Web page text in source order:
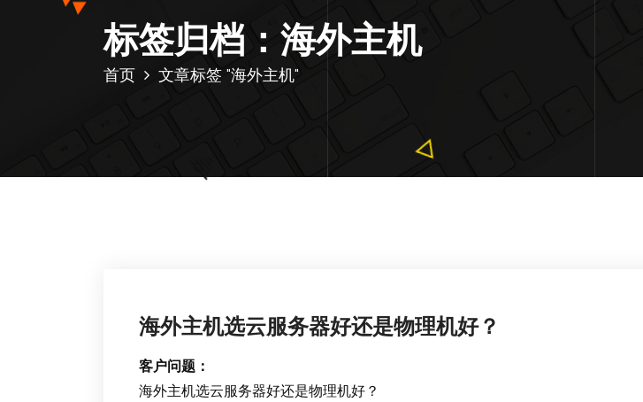
标签归档：海外主机
首页 文章标签 "海外主机"
海外主机选云服务器好还是物理机好？
客户问题：
海外主机选云服务器好还是物理机好？